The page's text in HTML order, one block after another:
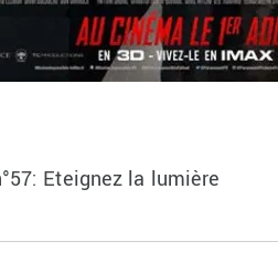
Eteignez la lumière